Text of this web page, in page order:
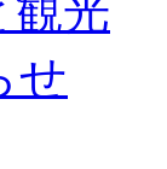
観光
せ